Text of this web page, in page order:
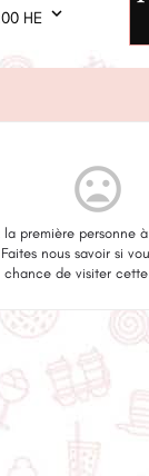
HE
mood_bad
la première personne
nous savoir si
chance de visiter